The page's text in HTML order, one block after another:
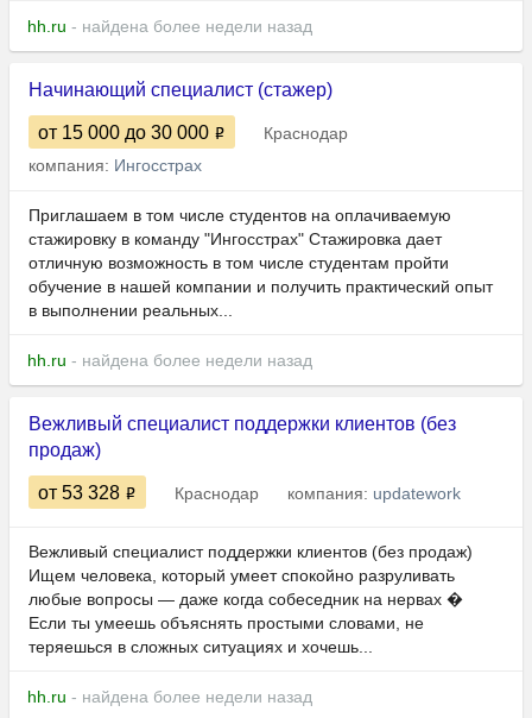
hh.ru - найдена более недели назад
Начинающий специалист (стажер)
от 15 000 до 30 000
Краснодар
компания: Ингосстрах
Приглашаем в том числе студентов на оплачиваемую
стажировку в команду "Ингосстрах" Стажировка дает
отличную возможность в том числе студентам пройти
обучение в нашей компании и получить практический опыт
в выполнении реальных...
hh.ru - найдена более недели назад
Вежливый специалист поддержки клиентов (без
продаж)
от 53 328 Краснодар компания: updatework
Вежливый специалист поддержки клиентов (без продаж)
Ищем человека, который умеет спокойно разруливать
любые вопросы — даже когда собеседник на нервах �
Если ты умеешь объяснять простыми словами, не
теряешься в сложных ситуациях и хочешь...
hh.ru - найдена более недели назад